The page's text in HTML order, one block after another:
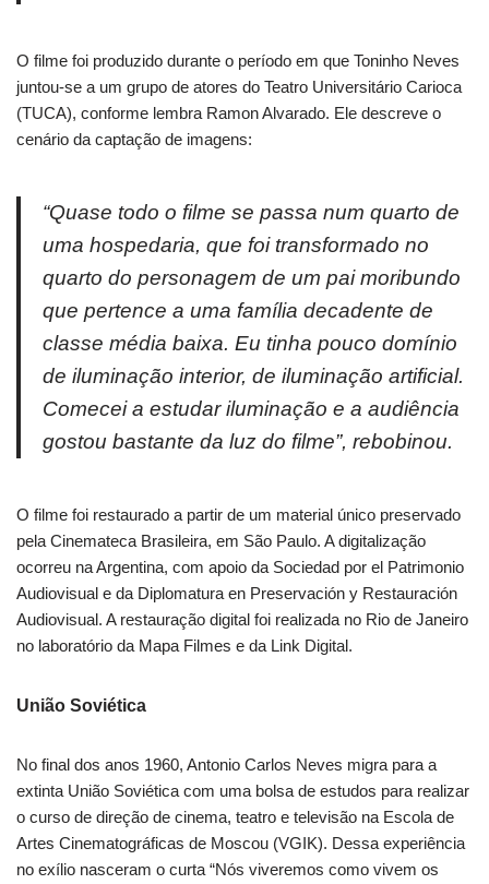
O filme foi produzido durante o período em que Toninho Neves
juntou-se a um grupo de atores do Teatro Universitário Carioca
(TUCA), conforme lembra Ramon Alvarado. Ele descreve o
cenário da captação de imagens:
“Quase todo o filme se passa num quarto de
uma hospedaria, que foi transformado no
quarto do personagem de um pai moribundo
que pertence a uma família decadente de
classe média baixa. Eu tinha pouco domínio
de iluminação interior, de iluminação artificial.
Comecei a estudar iluminação e a audiência
gostou bastante da luz do filme”, rebobinou.
O filme foi restaurado a partir de um material único preservado
pela Cinemateca Brasileira, em São Paulo. A digitalização
ocorreu na Argentina, com apoio da Sociedad por el Patrimonio
Audiovisual e da Diplomatura en Preservación y Restauración
Audiovisual. A restauração digital foi realizada no Rio de Janeiro
no laboratório da Mapa Filmes e da Link Digital.
União Soviética
No final dos anos 1960, Antonio Carlos Neves migra para a
extinta União Soviética com uma bolsa de estudos para realizar
o curso de direção de cinema, teatro e televisão na Escola de
Artes Cinematográficas de Moscou (VGIK). Dessa experiência
no exílio nasceram o curta “Nós viveremos como vivem os